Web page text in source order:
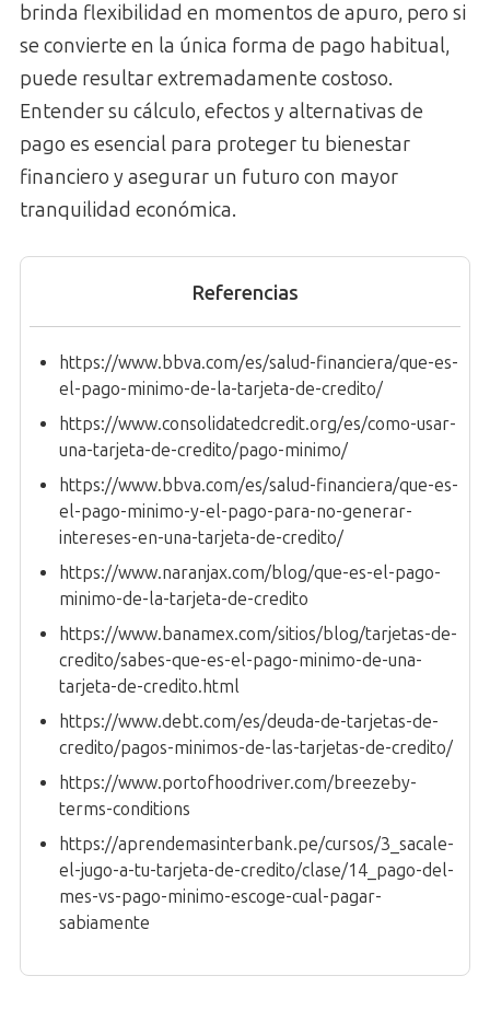
brinda flexibilidad en momentos de apuro, pero si
se convierte en la única forma de pago habitual,
puede resultar extremadamente costoso.
Entender su cálculo, efectos y alternativas de
pago es esencial para proteger tu bienestar
financiero y asegurar un futuro con mayor
tranquilidad económica.
Referencias
https://www.bbva.com/es/salud-financiera/que-es-
el-pago-minimo-de-la-tarjeta-de-credito/
https://www.consolidatedcredit.org/es/como-usar-
una-tarjeta-de-credito/pago-minimo/
https://www.bbva.com/es/salud-financiera/que-es-
el-pago-minimo-y-el-pago-para-no-generar-
intereses-en-una-tarjeta-de-credito/
https://www.naranjax.com/blog/que-es-el-pago-
minimo-de-la-tarjeta-de-credito
https://www.banamex.com/sitios/blog/tarjetas-de-
credito/sabes-que-es-el-pago-minimo-de-una-
tarjeta-de-credito.html
https://www.debt.com/es/deuda-de-tarjetas-de-
credito/pagos-minimos-de-las-tarjetas-de-credito/
https://www.portofhoodriver.com/breezeby-
terms-conditions
https://aprendemasinterbank.pe/cursos/3_sacale-
el-jugo-a-tu-tarjeta-de-credito/clase/14_pago-del-
mes-vs-pago-minimo-escoge-cual-pagar-
sabiamente